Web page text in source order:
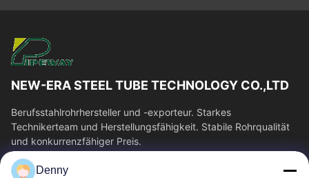
NEW-ERA STEEL TUBE TECHNOLOGY CO.,LTD
Berufsstahlrohrhersteller und -exporteur. Starkes
Technikerteam und Herstellungsfähigkeit. Stabile Rohrqualität
und konkurrenzfähiger Preis.
Schnelllinks
Denny